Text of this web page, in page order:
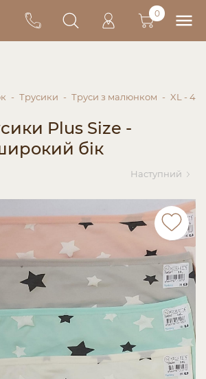
0
Трусики Труси з малюнком XL -
Plus Size -
бік
Наступний